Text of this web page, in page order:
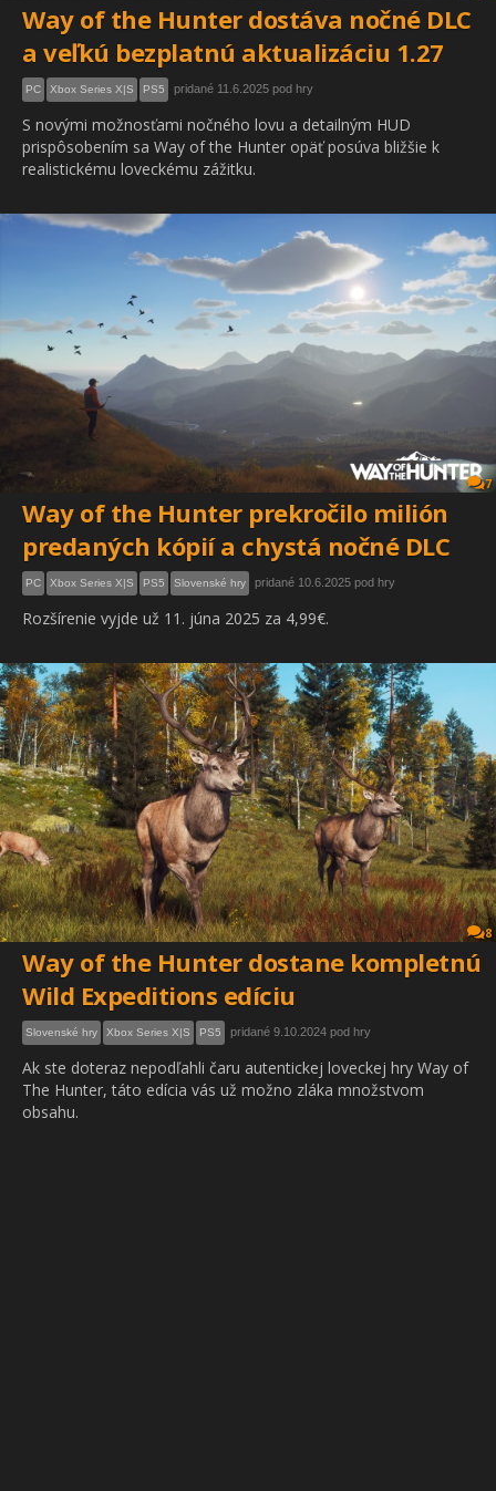
Way of the Hunter dostáva nočné DLC
a veľkú bezplatnú aktualizáciu 1.27
PC Xbox Series X|S PS5 pridané 11.6.2025 pod hry
S novými možnosťami nočného lovu a detailným HUD
prispôsobením sa Way of the Hunter opäť posúva bližšie k
realistickému loveckému zážitku.
7
Way of the Hunter prekročilo milión
predaných kópií a chystá nočné DLC
PC Xbox Series X|S PS5 Slovenské hry pridané 10.6.2025 pod hry
Rozšírenie vyjde už 11. júna 2025 za 4,99€.
8
Way of the Hunter dostane kompletnú
Wild Expeditions edíciu
Slovenské hry Xbox Series X|S PS5 pridané 9.10.2024 pod hry
Ak ste doteraz nepodľahli čaru autentickej loveckej hry Way of
The Hunter, táto edícia vás už možno zláka množstvom
obsahu.